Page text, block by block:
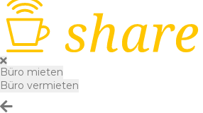
Büro mieten
Büro vermieten